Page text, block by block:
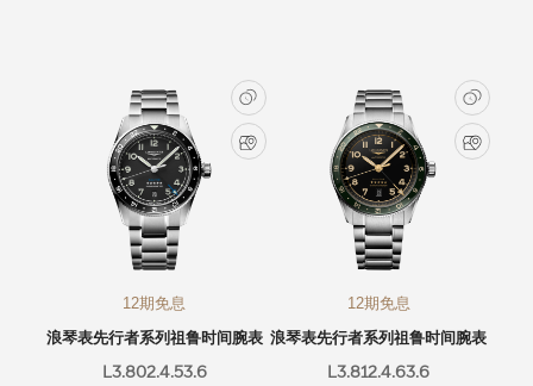
12期免息
浪琴表先行者系列祖鲁时间腕表
L3.802.4.53.6
12期免息
浪琴表先行者系列祖鲁时间腕表
L3.812.4.63.6